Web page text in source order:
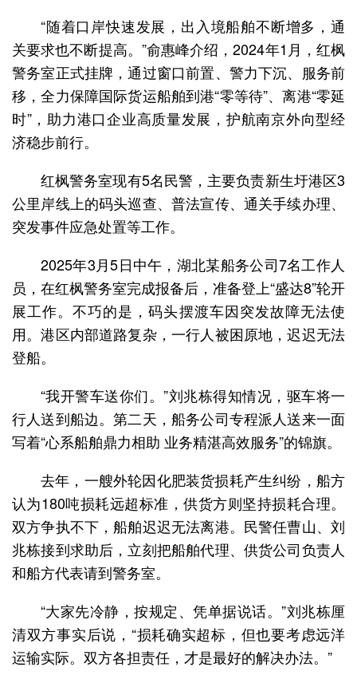
“随着口岸快速发展，出入境船舶不断增多，通
关要求也不断提高。”俞惠峰介绍，2024年1月，红枫
警务室正式挂牌，通过窗口前置、警力下沉、服务前
移，全力保障国际货运船舶到港“零等待”、离港“零延
时”，助力港口企业高质量发展，护航南京外向型经
济稳步前行。
红枫警务室现有5名民警，主要负责新生圩港区3
公里岸线上的码头巡查、普法宣传、通关手续办理、
突发事件应急处置等工作。
2025年3月5日中午，湖北某船务公司7名工作人
员，在红枫警务室完成报备后，准备登上“盛达8”轮开
展工作。不巧的是，码头摆渡车因突发故障无法使
用。港区内部道路复杂，一行人被困原地，迟迟无法
登船。
“我开警车送你们。”刘兆栋得知情况，驱车将一
行人送到船边。第二天，船务公司专程派人送来一面
写着“心系船舶鼎力相助 业务精湛高效服务”的锦旗。
去年，一艘外轮因化肥装货损耗产生纠纷，船方
认为180吨损耗远超标准，供货方则坚持损耗合理。
双方争执不下，船舶迟迟无法离港。民警任曹山、刘
兆栋接到求助后，立刻把船舶代理、供货公司负责人
和船方代表请到警务室。
“大家先冷静，按规定、凭单据说话。”刘兆栋厘
清双方事实后说，“损耗确实超标，但也要考虑远洋
运输实际。双方各担责任，才是最好的解决办法。”